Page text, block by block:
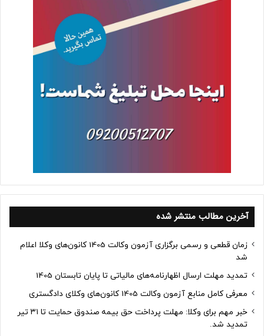
آخرین مطالب منتشر شده
زمان قطعی و رسمی برگزاری آزمون وکالت 1405 کانون‌های وکلا اعلام
شد
تمدید مهلت ارسال اظهارنامه‌های مالیاتی تا پایان تابستان 1405
معرفی کامل منابع آزمون وکالت 1405 کانون‌های وکلای دادگستری
خبر مهم برای وکلا: مهلت پرداخت حق بیمه صندوق حمایت تا ۳۱ تیر
تمدید شد.